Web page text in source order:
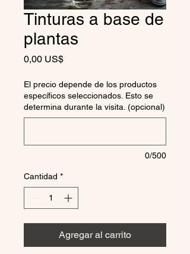
Tinturas a base de
plantas
0,00 US$Precio
El precio depende de los productos
específicos seleccionados. Esto se
determina durante la visita. (opcional)
0/500
Cantidad *
Agregar al carrito